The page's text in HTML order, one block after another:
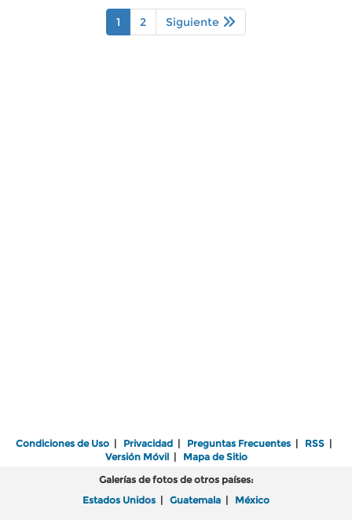
1 2 Siguiente
Condiciones de Uso | Privacidad | Preguntas Frecuentes | RSS |
Versión Móvil| Mapa de Sitio
Galerías de fotos de otros países:
Estados Unidos | Guatemala | México